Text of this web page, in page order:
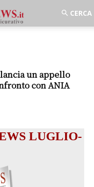
lancia un appello
con ANIA
LUGLIO-